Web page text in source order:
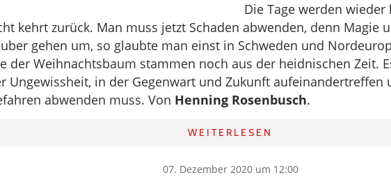
Die Tage werden wieder
kehrt zurück. Man muss jetzt Schaden abwenden, denn Magie
gehen um, so glaubte man einst in Schweden und
der Weihnachtsbaum stammen noch aus der heidnischen Zeit.
Ungewissheit, in der Gegenwart und Zukunft aufeinandertreffen
abwenden muss. Von Henning Rosenbusch.
WEITERLESEN
07. Dezember 2020 um 12:00